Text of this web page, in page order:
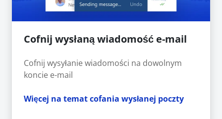
Cofnij wysłaną wiadomość e-mail
Cofnij wysyłanie wiadomości na dowolnym
koncie e-mail
Więcej na temat cofania wysłanej poczty